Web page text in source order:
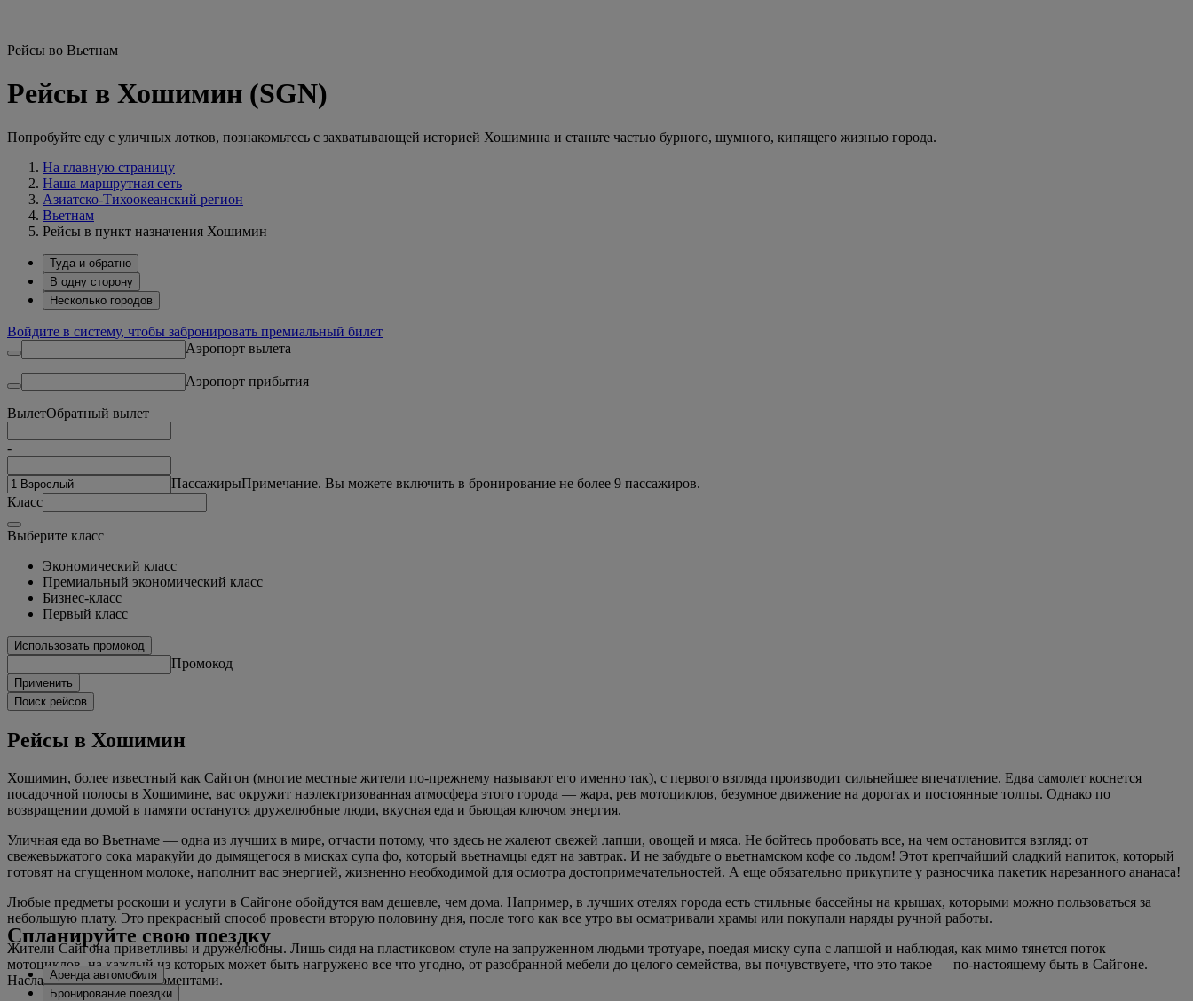
Рейсы во Вьетнам
Рейсы в Хошимин (SGN)
Попробуйте еду с уличных лотков, познакомьтесь с захватывающей историей Хошимина и станьте частью бурного, шумного, кипящего жизнью города.
На главную страницу
Наша маршрутная сеть
Азиатско-Тихоокеанский регион
Вьетнам
Рейсы в пункт назначения Хошимин
Туда и обратно
В одну сторону
Несколько городов
Войдите в систему, чтобы забронировать премиальный билет
Аэропорт вылета
Аэропорт прибытия
ВылетОбратный вылет
-
ПассажирыПримечание. Вы можете включить в бронирование не более 9 пассажиров.
Класс
Выберите класс
Экономический класс
Премиальный экономический класс
Бизнес-класс
Первый класс
Использовать промокод
Промокод
Применить
Поиск рейсов
Рейсы в Хошимин
Хошимин, более известный как Сайгон (многие местные жители по-прежнему называют его именно так), с первого взгляда производит сильнейшее впечатление. Едва самолет коснется
посадочной полосы в Хошимине, вас окружит наэлектризованная атмосфера этого города — жара, рев мотоциклов, безумное движение на дорогах и постоянные толпы. Однако по
возвращении домой в памяти останутся дружелюбные люди, вкусная еда и бьющая ключом энергия.
Уличная еда во Вьетнаме — одна из лучших в мире, отчасти потому, что здесь не жалеют свежей лапши, овощей и мяса. Не бойтесь пробовать все, на чем остановится взгляд: от
свежевыжатого сока маракуйи до дымящегося в мисках супа фо, который вьетнамцы едят на завтрак. И не забудьте о вьетнамском кофе со льдом! Этот крепчайший сладкий напиток, который
готовят на сгущенном молоке, наполнит вас энергией, жизненно необходимой для осмотра достопримечательностей. А еще обязательно прикупите у разносчика пакетик нарезанного ананаса!
Любые предметы роскоши и услуги в Сайгоне обойдутся вам дешевле, чем дома. Например, в лучших отелях города есть стильные бассейны на крышах, которыми можно пользоваться за
небольшую плату. Это прекрасный способ провести вторую половину дня, после того как все утро вы осматривали храмы или покупали наряды ручной работы.
Жители Сайгона приветливы и дружелюбны. Лишь сидя на пластиковом стуле на запруженном людьми тротуаре, поедая миску супа с лапшой и наблюдая, как мимо тянется поток
мотоциклов, на каждый из которых может быть нагружено все что угодно, от разобранной мебели до целого семейства, вы почувствуете, что это такое — по-настоящему быть в Сайгоне.
Наслаждайтесь такими моментами.
Спланируйте свою поездку
Аренда автомобиля
Бронирование поездки